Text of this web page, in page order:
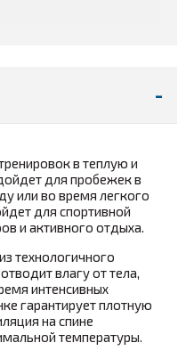
в теплую и
для пробежек в
или во время легкого
для спортивной
и активного отдыха.
технологичного
влагу от тела,
интенсивных
гарантирует плотную
на спине
температуры.